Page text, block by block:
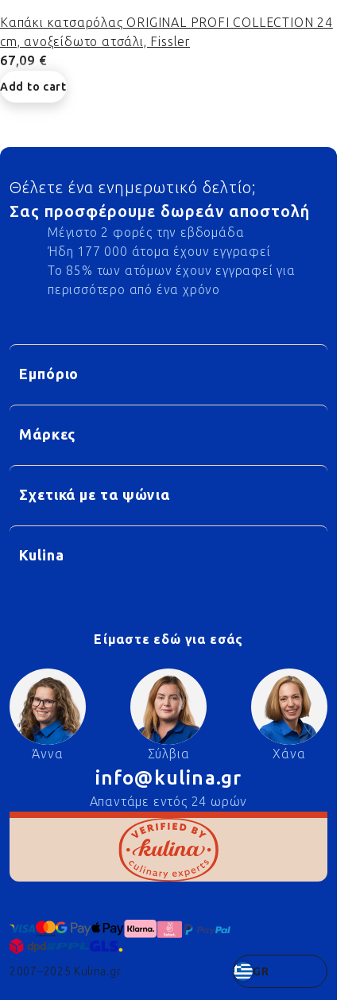
Καπάκι κατσαρόλας ORIGINAL PROFI COLLECTION 24
cm, ανοξείδωτο ατσάλι, Fissler
67,09 €
Add to cart
Footer
Θέλετε ένα ενημερωτικό δελτίο;
Σας προσφέρουμε δωρεάν αποστολή
Μέγιστο 2 φορές την εβδομάδα
Ήδη 177 000 άτομα έχουν εγγραφεί
Το 85% των ατόμων έχουν εγγραφεί για
περισσότερο από ένα χρόνο
Εμπόριο
Μάρκες
Σχετικά με τα ψώνια
Kulina
Είμαστε εδώ για εσάς
Άννα Σύλβια Χάνα
info@kulina.gr
Απαντάμε εντός 24 ωρών
2007–2025 Kulina.gr GR